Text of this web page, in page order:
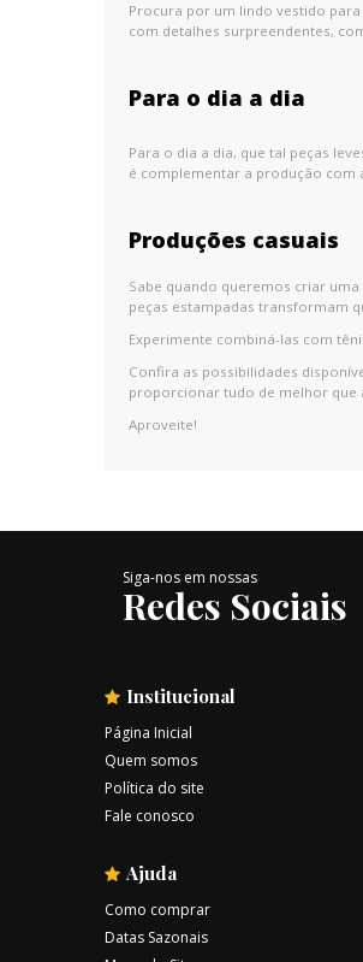
Procura por um lindo vestido
com detalhes surpreendentes,
Para o dia a dia
Para o dia a dia, que tal peças
é complementar a produção com
Produções casuais
Sabe quando queremos criar
peças estampadas transformam
Experimente combiná-las com
Confira as possibilidades
proporcionar tudo de melhor que
Aproveite!
Siga-nos em nossas
Redes Sociais
Institucional
Página Inicial
Quem somos
Política do site
Fale conosco
Ajuda
Como comprar
Datas Sazonais